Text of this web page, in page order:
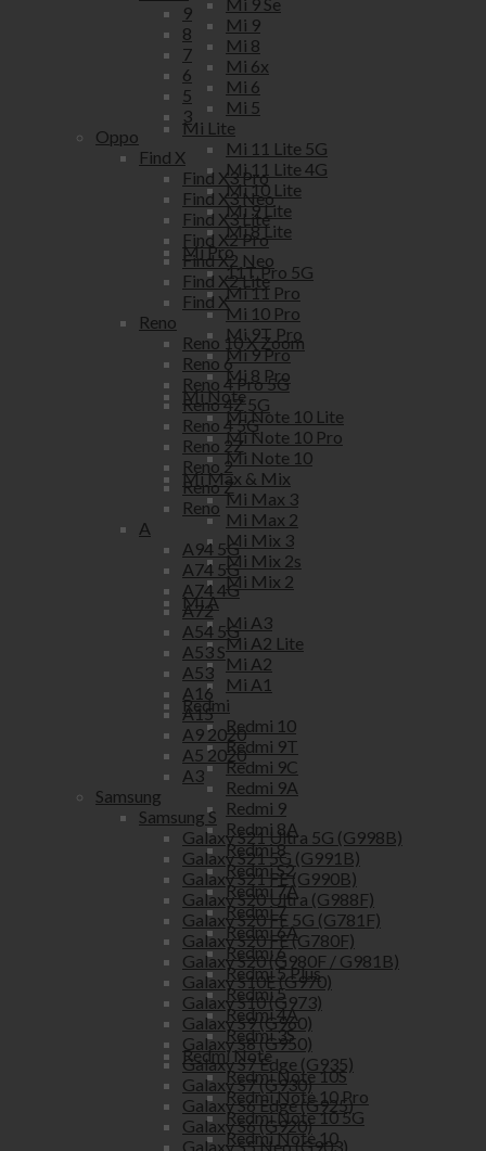
Mi 9
Mi 8
Mi 6x
Mi 6
Mi 5
Mi Lite
Mi 11 Lite 5G
Mi 11 Lite 4G
Mi 10 Lite
Mi 9 Lite
Mi 8 Lite
Mi Pro
11T Pro 5G
Mi 11 Pro
Mi 10 Pro
Mi 9T Pro
Mi 9 Pro
Mi 8 Pro
Mi Note
Mi Note 10 Lite
Mi Note 10 Pro
Mi Note 10
Mi Max & Mix
Mi Max 3
Mi Max 2
Mi Mix 3
Mi Mix 2s
Mi Mix 2
Mi A
Mi A3
Mi A2 Lite
Mi A2
Mi A1
Redmi
Redmi 10
Redmi 9T
Redmi 9C
Redmi 9A
Redmi 9
Redmi 8A
Redmi 8
Redmi S2
Redmi 7A
Redmi 7
Redmi 6A
Redmi 6
Redmi 5 Plus
Redmi 5
Redmi 4A
Redmi 3S
Redmi Note
Redmi Note 10S
Redmi Note 10 Pro
Redmi Note 10 5G
Redmi Note 10
9
8
7
6
5
3
Oppo
Find X
Find X3 Pro
Find X3 Neo
Find X3 Lite
Find X2 Pro
Find X2 Neo
Find X2 Lite
Find X
Reno
Reno 10 X Zoom
Reno 6
Reno 4 Pro 5G
Reno 4Z 5G
Reno 4 5G
Reno 2Z
Reno 2
Reno Z
Reno
A
A94 5G
A74 5G
A74 4G
A72
A54 5G
A53 S
A53
A16
A15
A9 2020
A5 2020
A3
Samsung
Samsung S
Galaxy S21 Ultra 5G (G998B)
Galaxy S21 5G (G991B)
Galaxy S21 FE (G990B)
Galaxy S20 Ultra (G988F)
Galaxy S20 FE 5G (G781F)
Galaxy S20 FE (G780F)
Galaxy S20 (G980F / G981B)
Galaxy S10E (G970)
Galaxy S10 (G973)
Galaxy S9 (G960)
Galaxy S8 (G950)
Galaxy S7 Edge (G935)
Galaxy S7 (G930)
Galaxy S6 Edge (G925)
Galaxy S6 (G920)
Galaxy S5 Neo (G903)